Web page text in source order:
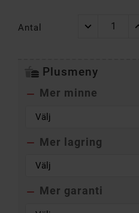
Antal
Plusmeny
 Mer minne
 Mer lagring
 Mer garanti